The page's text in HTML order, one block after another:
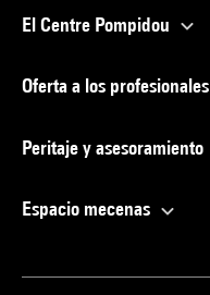
El Centre Pompidou
Oferta a los profesionales
Peritaje y asesoramiento
Espacio mecenas